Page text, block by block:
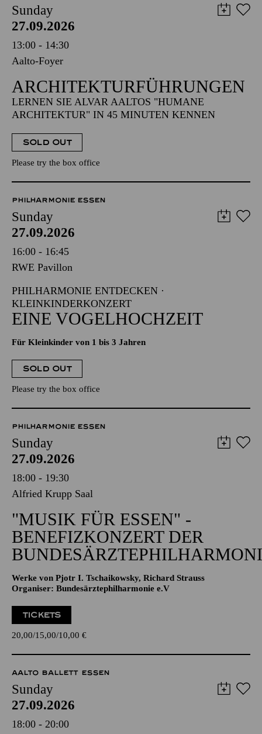
Sunday
27.09.2026
13:00 - 14:30
Aalto-Foyer
ARCHITEKTUR­FÜHRUNGEN
LERNEN SIE ALVAR AALTOS "HUMANE
ARCHITEKTUR" IN 45 MINUTEN KENNEN
SOLD OUT
Please try the box office
PHILHARMONIE ESSEN
Sunday
27.09.2026
16:00 - 16:45
RWE Pavillon
PHILHARMONIE ENTDECKEN ·
KLEINKINDERKONZERT
EINE VOGELHOCHZEIT
Für Kleinkinder von 1 bis 3 Jahren
SOLD OUT
Please try the box office
PHILHARMONIE ESSEN
Sunday
27.09.2026
18:00 - 19:30
Alfried Krupp Saal
"MUSIK FÜR ESSEN" -
BENEFIZKONZERT DER
Werke von Pjotr I. Tschaikowsky, Richard Strauss
Organiser: Bundesärztephilharmonie e.V
TICKETS
20,00 15,00 10,00 €
AALTO BALLETT ESSEN
Sunday
27.09.2026
18:00 - 20:00